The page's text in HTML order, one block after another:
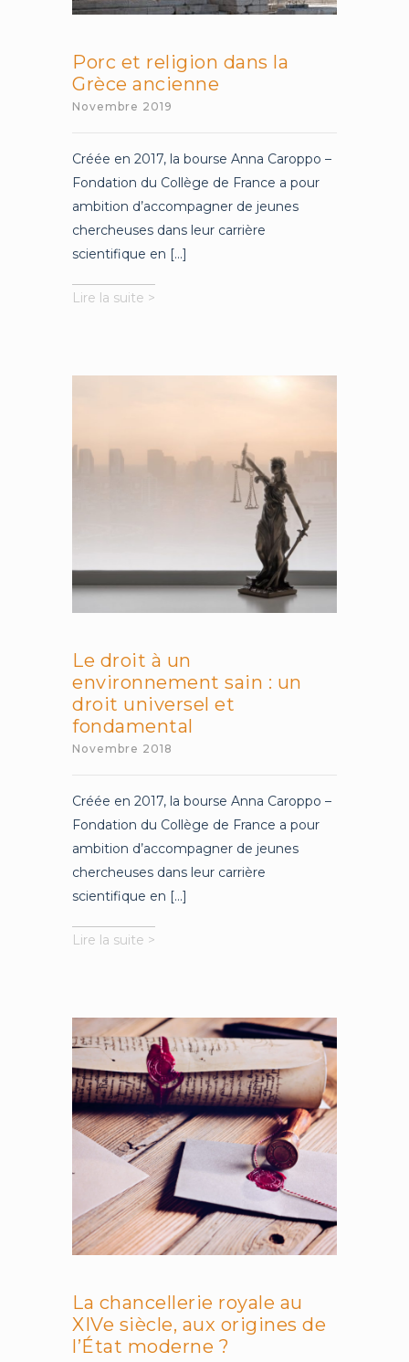
Porc et religion dans la
Grèce ancienne
Novembre 2019
Créée en 2017, la bourse Anna Caroppo –
Fondation du Collège de France a pour
ambition d’accompagner de jeunes
chercheuses dans leur carrière
scientifique en [...]
Lire la suite >
la
Le droit à un
environnement sain : un
droit universel et
fondamental
Novembre 2018
Créée en 2017, la bourse Anna Caroppo –
Fondation du Collège de France a pour
ambition d’accompagner de jeunes
chercheuses dans leur carrière
scientifique en [...]
Lire la suite >
environnement
sain
:
un
droit
universel
et
fondamental
La chancellerie royale au
XIVe siècle, aux origines de
l’État moderne ?